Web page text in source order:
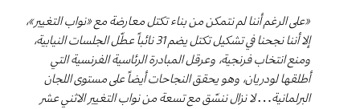
«على الرغم أننا لم نتمكن من بناء تكتل معارضة مع «نواب التغيير»،
إلا أننا نجحنا في تشكيل تكتل يضم 31 نائباً عطّل الجلسات النيابية،
ومنع انتخاب فرنجية، وعرقل المبادرة الرئاسية الفرنسية التي
أطلقها لودريان، وهو يحقق النجاحات أيضاً على مستوى اللجان
البرلمانية… لا نزال ننسّق مع تسعة من نواب التغيير الاثني عشر